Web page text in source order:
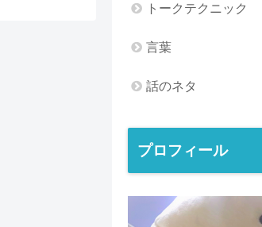
トークテクニック
言葉
話のネタ
プロフィール